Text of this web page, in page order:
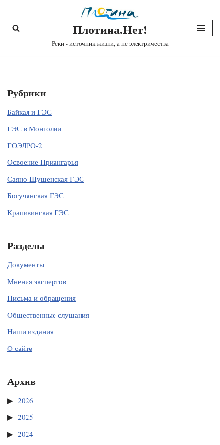
Перейти
Плотина.Нет!
Реки - источник жизни, а не электричества
Рубрики
Байкал и ГЭС
ГЭС в Монголии
ГОЭЛРО-2
Освоение Приангарья
Саяно-Шушенская ГЭС
Богучанская ГЭС
Крапивинская ГЭС
Разделы
Документы
Мнения экспертов
Письма и обращения
Общественные слушания
Наши издания
О сайте
Архив
2026
2025
2024